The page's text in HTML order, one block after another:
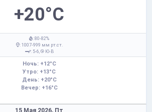
+20°C
: 80-82%
: 1007-999 мм рт.ст.
: 5-6,
Ю-В
Ночь: +12°C
Утро: +13°C
День: +20°C
Вечер: +16°C
15 Мая 2026, Пт